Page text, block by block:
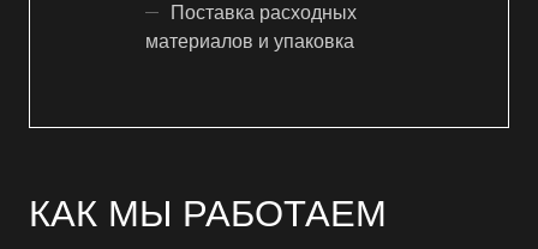
Поставка расходных
материалов и упаковка
КАК МЫ РАБОТАЕМ